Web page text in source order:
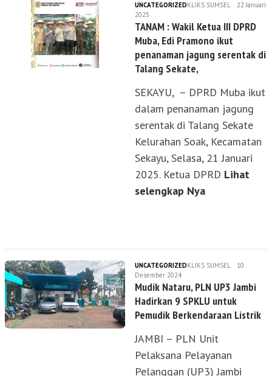
UNCATEGORIZEDKLIKS SUMSEL
22 Januari
2025
TANAM : Wakil Ketua III DPRD
Muba, Edi Pramono ikut
penanaman jagung serentak di
Talang Sekate,
SEKAYU, – DPRD Muba ikut
dalam penanaman jagung
serentak di Talang Sekate
Kelurahan Soak, Kecamatan
Sekayu, Selasa, 21 Januari
2025. Ketua DPRD Lihat
selengkap Nya
UNCATEGORIZEDKLIKS SUMSEL
10
Desember 2024
Mudik Nataru, PLN UP3 Jambi
Hadirkan 9 SPKLU untuk
Pemudik Berkendaraan Listrik
JAMBI – PLN Unit
Pelaksana Pelayanan
Pelanggan (UP3) Jambi